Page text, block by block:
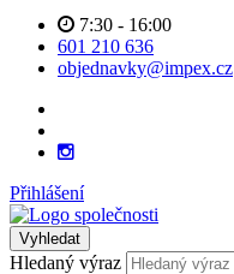
7:30 - 16:00
601 210 636
objednavky@impex.cz
Přihlášení
Vyhledat
Hledaný výraz